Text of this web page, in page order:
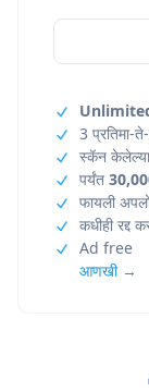
3 प्रतिमा-
स्कॅन केलेल्या
पर्यंत
फायली
कधीही रद्द
Ad free
आणखी →